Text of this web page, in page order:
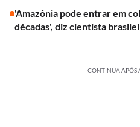
'Amazônia pode entrar em
décadas', diz cientista
CONTINUA APÓS